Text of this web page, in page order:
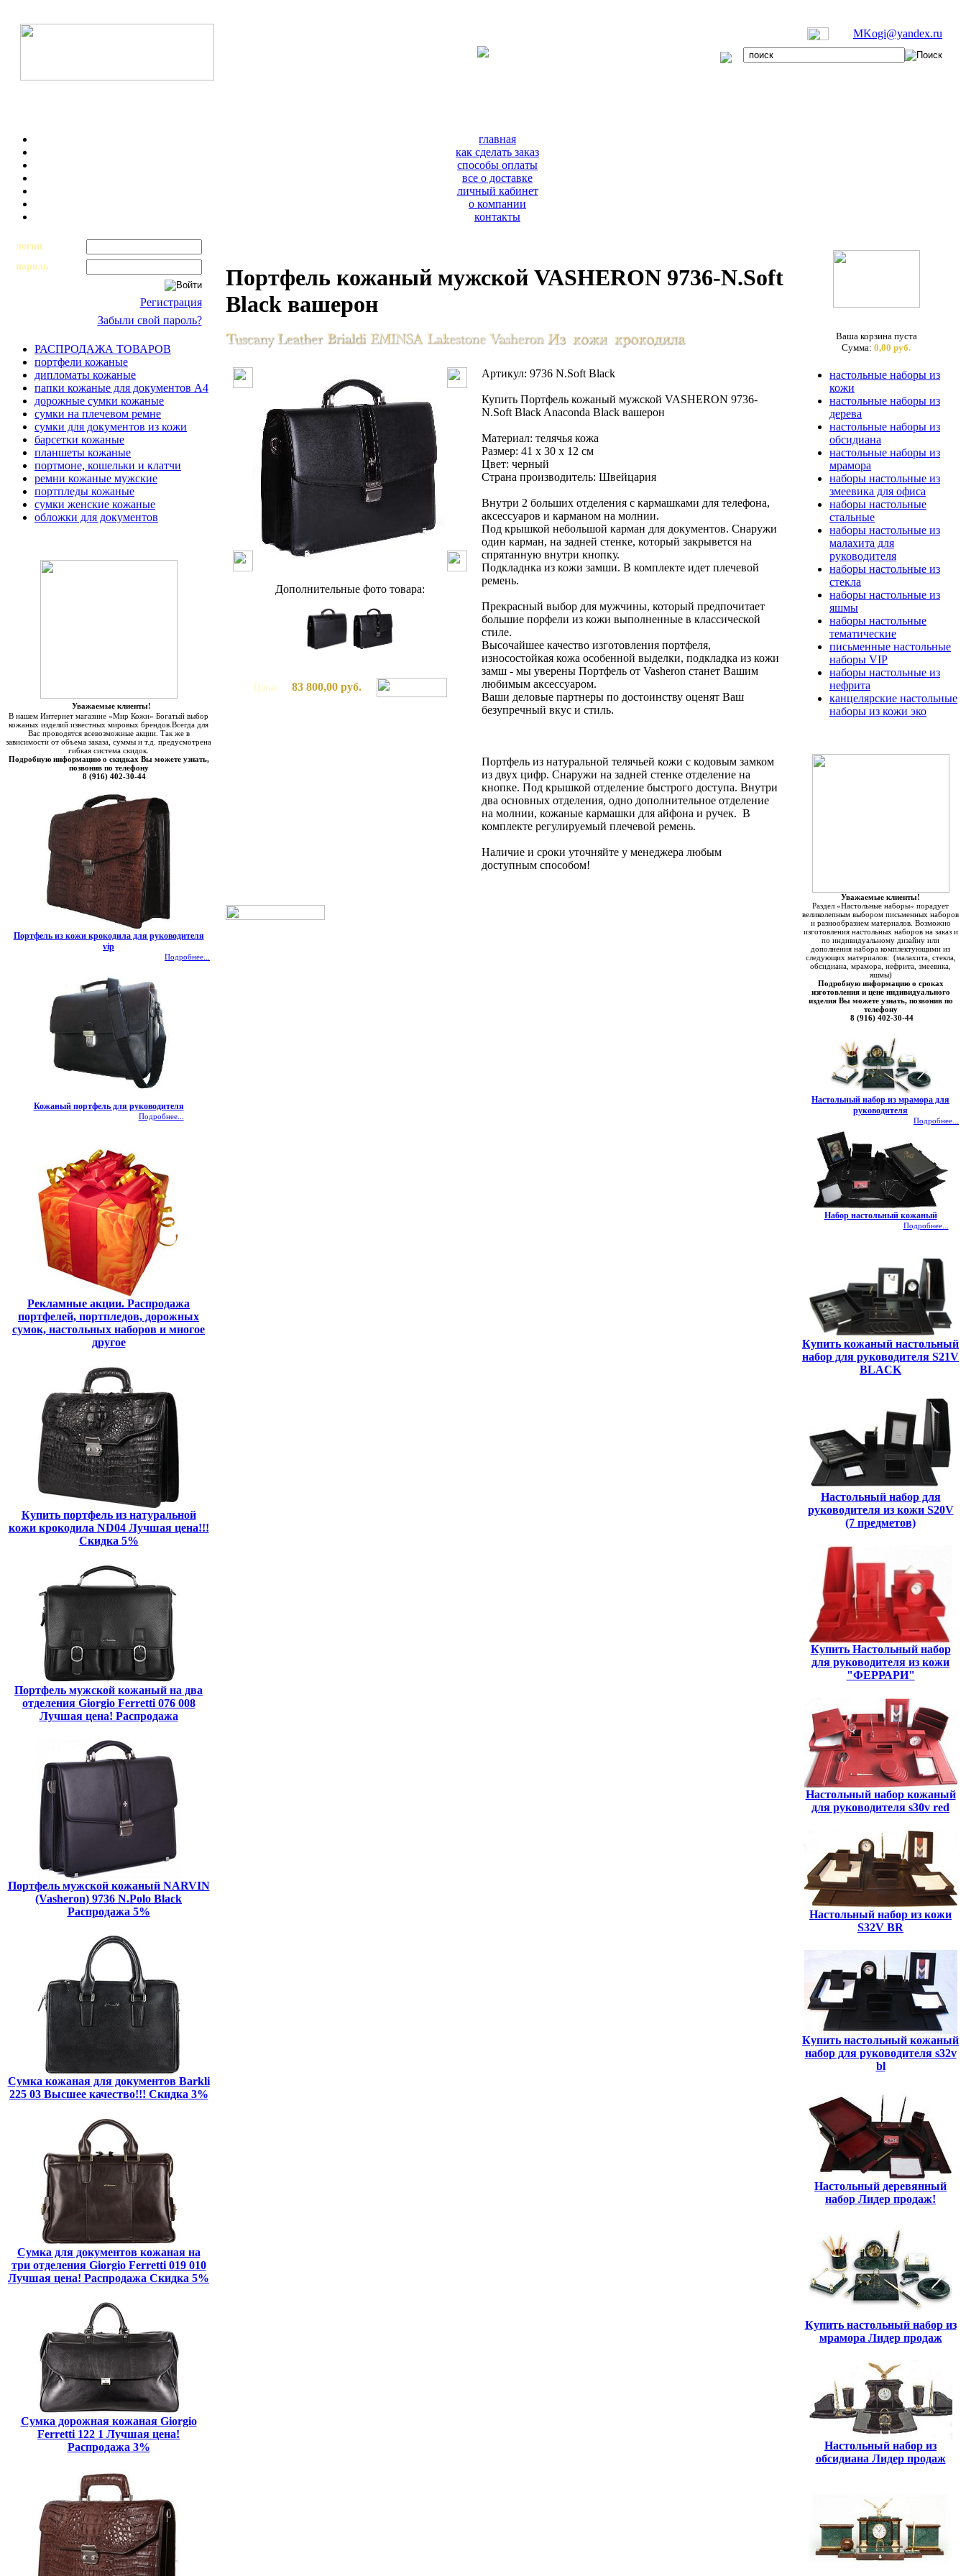
MKogi@yandex.ru
главная
как сделать заказ
способы оплаты
все о доставке
личный кабинет
о компании
контакты
логин
пароль
Регистрация
Забыли свой пароль?
РАСПРОДАЖА ТОВАРОВ
портфели кожаные
дипломаты кожаные
папки кожаные для документов А4
дорожные сумки кожаные
сумки на плечевом ремне
сумки для документов из кожи
барсетки кожаные
планшеты кожаные
портмоне, кошельки и клатчи
ремни кожаные мужские
портпледы кожаные
сумки женские кожаные
обложки для документов
Уважаемые клиенты!
В нашем Интернет магазине «Мир Кожи» Богатый выбор
кожаных изделий известных мировых брендов.Всегда для
Вас проводятся всевозможные акции. Так же в
зависимости от объема заказа, суммы и т.д. предусмотрена
гибкая система скидок.
Подробную информацию о скидках Вы можете узнать,
позвонив по телефону
8 (916) 402-30-44
Портфель из кожи крокодила для руководителя
vip
Подробнее...
Кожаный портфель для руководителя
Подробнее...
Рекламные акции. Распродажа
портфелей, портпледов, дорожных
сумок, настольных наборов и многое
другое
Купить портфель из натуральной
кожи крокодила ND04 Лучшая цена!!!
Скидка 5%
Портфель мужской кожаный на два
отделения Giorgio Ferretti 076 008
Лучшая цена! Распродажа
Портфель мужской кожаный NARVIN
(Vasheron) 9736 N.Polo Black
Распродажа 5%
Сумка кожаная для документов Barkli
225 03 Высшее качество!!! Скидка 3%
Сумка для документов кожаная на
три отделения Giorgio Ferretti 019 010
Лучшая цена! Распродажа Скидка 5%
Сумка дорожная кожаная Giorgio
Ferretti 122 1 Лучшая цена!
Распродажа 3%
Портфель кожаный мужской VASHERON 9736-N.Soft
Black вашерон
Дополнительные фото товара:
Цена: 83 800,00 руб.
Артикул: 9736 N.Soft Black
Купить Портфель кожаный мужской VASHERON 9736-
N.Soft Black Anaconda Black вашерон
Материал: телячья кожа
Размер: 41 x 30 x 12 см
Цвет: черный
Страна производитель: Швейцария
Внутри 2 больших отделения с кармашками для телефона,
аксессуаров и карманом на молнии.
Под крышкой небольшой карман для документов. Снаружи
один карман, на задней стенке, который закрывется на
спрятанную внутри кнопку.
Подкладнка из кожи замши. В комплекте идет плечевой
ремень.
Прекрасный выбор для мужчины, который предпочитает
большие порфели из кожи выполненные в классической
стиле.
Высочайшее качество изготовления портфеля,
износостойкая кожа особенной выделки, подкладка из кожи
замш - мы уверены Портфель от Vasheron станет Вашим
любимым аксессуаром.
Ваши деловые партнеры по достоинству оценят Ваш
безупречный вкус и стиль.
Портфель из натуральной телячьей кожи с кодовым замком
из двух цифр. Снаружи на задней стенке отделение на
кнопке. Под крышкой отделение быстрого доступа. Внутри
два основных отделения, одно дополнительное отделение
на молнии, кожаные кармашки для айфона и ручек. В
комплекте регулируемый плечевой ремень.
Наличие и сроки уточняйте у менеджера любым
доступным способом!
Ваша корзина пуста
Сумма: 0,00 руб.
настольные наборы из
кожи
настольные наборы из
дерева
настольные наборы из
обсидиана
настольные наборы из
мрамора
наборы настольные из
змеевика для офиса
наборы настольные
стальные
наборы настольные из
малахита для
руководителя
наборы настольные из
стекла
наборы настольные из
яшмы
наборы настольные
тематические
письменные настольные
наборы VIP
наборы настольные из
нефрита
канцелярские настольные
наборы из кожи эко
Уважаемые клиенты!
Раздел «Настольные наборы» порадует
великолепным выбором письменных наборов
и разнообразием материалов. Возможно
изготовления настольных наборов на заказ и
по индивидуальному дизайну или
дополнения набора комплектующими из
следующих материалов: (малахита, стекла,
обсидиана, мрамора, нефрита, змеевика,
яшмы)
Подробную информацию о сроках
изготовления и цене индивидуального
изделия Вы можете узнать, позвонив по
телефону
8 (916) 402-30-44
Настольный набор из мрамора для
руководителя
Подробнее...
Набор настольный кожаный
Подробнее...
Купить кожаный настольный
набор для руководителя S21V
BLACK
Настольный набор для
руководителя из кожи S20V
(7 предметов)
Купить Настольный набор
для руководителя из кожи
"ФЕРРАРИ"
Настольный набор кожаный
для руководителя s30v red
Настольный набор из кожи
S32V BR
Купить настольный кожаный
набор для руководителя s32v
bl
Настольный деревянный
набор Лидер продаж!
Купить настольный набор из
мрамора Лидер продаж
Настольный набор из
обсидиана Лидер продаж